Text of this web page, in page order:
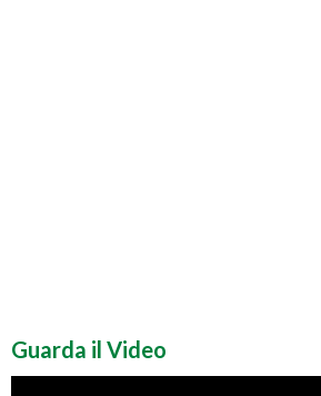
Guarda il Video